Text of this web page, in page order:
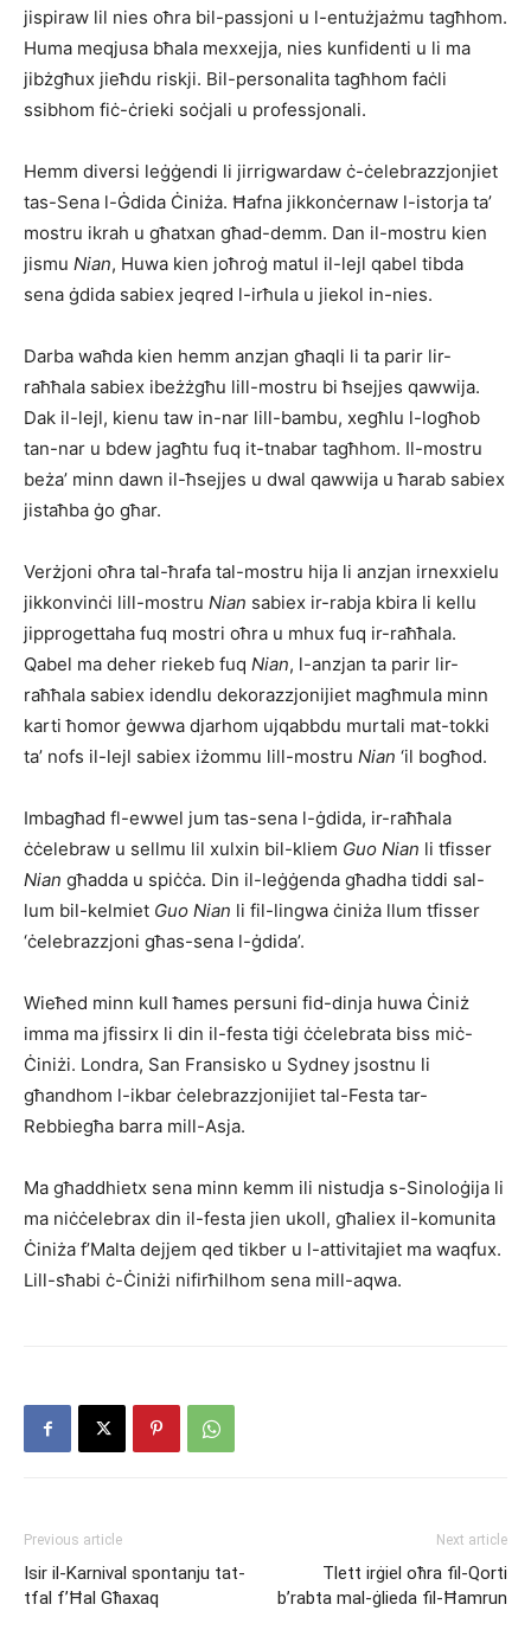
jispiraw lil nies oħra bil-passjoni u l-entużjażmu tagħhom.
Huma meqjusa bħala mexxejja, nies kunfidenti u li ma
jibżgħux jieħdu riskji. Bil-personalita tagħhom faċli
ssibhom fiċ-ċrieki soċjali u professjonali.
Hemm diversi leġġendi li jirrigwardaw ċ-ċelebrazzjonjiet
tas-Sena l-Ġdida Ċiniża. Ħafna jikkonċernaw l-istorja ta’
mostru ikrah u għatxan għad-demm. Dan il-mostru kien
jismu Nian, Huwa kien joħroġ matul il-lejl qabel tibda
sena ġdida sabiex jeqred l-irħula u jiekol in-nies.
Darba waħda kien hemm anzjan għaqli li ta parir lir-
raħħala sabiex ibeżżgħu lill-mostru bi ħsejjes qawwija.
Dak il-lejl, kienu taw in-nar lill-bambu, xegħlu l-logħob
tan-nar u bdew jagħtu fuq it-tnabar tagħhom. Il-mostru
beża’ minn dawn il-ħsejjes u dwal qawwija u ħarab sabiex
jistaħba ġo għar.
Verżjoni oħra tal-ħrafa tal-mostru hija li anzjan irnexxielu
jikkonvinċi lill-mostru Nian sabiex ir-rabja kbira li kellu
jipprogettaha fuq mostri oħra u mhux fuq ir-raħħala.
Qabel ma deher riekeb fuq Nian, l-anzjan ta parir lir-
raħħala sabiex idendlu dekorazzjonijiet magħmula minn
karti ħomor ġewwa djarhom ujqabbdu murtali mat-tokki
ta’ nofs il-lejl sabiex iżommu lill-mostru Nian ‘il bogħod.
Imbagħad fl-ewwel jum tas-sena l-ġdida, ir-raħħala
ċċelebraw u sellmu lil xulxin bil-kliem Guo Nian li tfisser
Nian għadda u spiċċa. Din il-leġġenda għadha tiddi sal-
lum bil-kelmiet Guo Nian li fil-lingwa ċiniża llum tfisser
‘ċelebrazzjoni għas-sena l-ġdida’.
Wieħed minn kull ħames persuni fid-dinja huwa Ċiniż
imma ma jfissirx li din il-festa tiġi ċċelebrata biss miċ-
Ċiniżi. Londra, San Fransisko u Sydney jsostnu li
għandhom l-ikbar ċelebrazzjonijiet tal-Festa tar-
Rebbiegħa barra mill-Asja.
Ma għaddhietx sena minn kemm ili nistudja s-Sinoloġija li
ma niċċelebrax din il-festa jien ukoll, għaliex il-komunita
Ċiniża f’Malta dejjem qed tikber u l-attivitajiet ma waqfux.
Lill-sħabi ċ-Ċiniżi nifirħilhom sena mill-aqwa.
Previous article
Isir il-Karnival spontanju tat-
tfal f’Ħal Għaxaq
Next article
Tlett irġiel oħra fil-Qorti
b’rabta mal-ġlieda fil-Ħamrun